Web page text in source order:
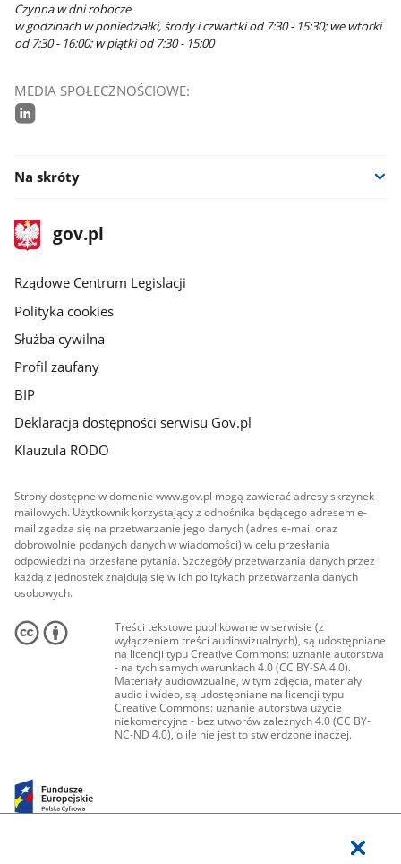
Czynna w dni robocze
w godzinach w poniedziałki, środy i czwartki od 7:30 - 15:30; we wtorki
od 7:30 - 16:00; w piątki od 7:30 - 15:00
MEDIA SPOŁECZNOŚCIOWE:
Na skróty
stopka
gov.plStrona
gov.pl
Rządowe Centrum Legislacji
Polityka cookies
Służba cywilna
Profil zaufany
BIP
Deklaracja dostępności serwisu Gov.pl
Klauzula RODO
Strony dostępne w domenie www.gov.pl mogą zawierać adresy skrzynek
mailowych. Użytkownik korzystający z odnośnika będącego adresem e-
mail zgadza się na przetwarzanie jego danych (adres e-mail oraz
dobrowolnie podanych danych w wiadomości) w celu przesłania
odpowiedzi na przesłane pytania. Szczegóły przetwarzania danych przez
każdą z jednostek znajdują się w ich politykach przetwarzania danych
osobowych.
Treści tekstowe publikowane w serwisie (z
wyłączeniem treści audiowizualnych), są udostępniane
na licencji typu Creative Commons: uznanie autorstwa
- na tych samych warunkach 4.0 (CC BY-SA 4.0).
Materiały audiowizualne, w tym zdjęcia, materiały
audio i wideo, są udostępniane na licencji typu
Creative Commons: uznanie autorstwa użycie
niekomercyjne - bez utworów zależnych 4.0 (CC BY-
NC-ND 4.0), o ile nie jest to stwierdzone inaczej.